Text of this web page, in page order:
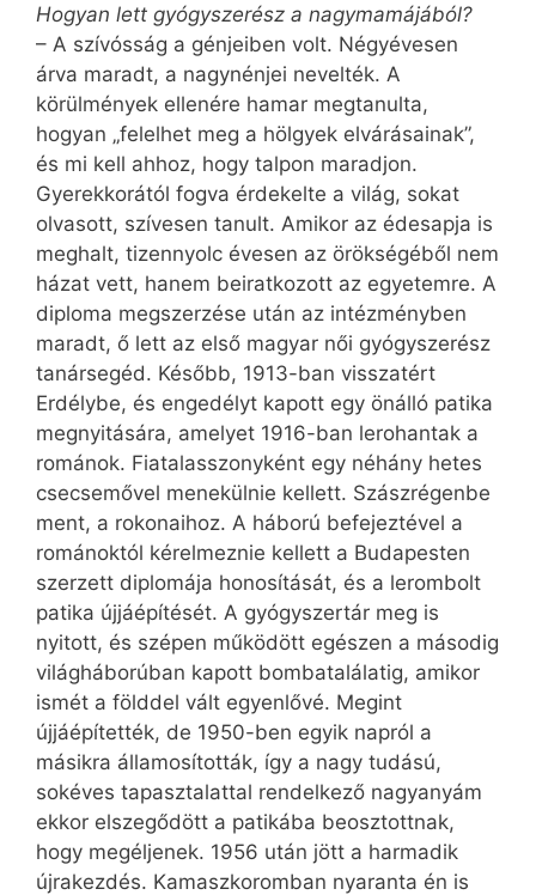
Hogyan lett gyógyszerész a nagymamájából?
– A szívósság a génjeiben volt. Négyévesen
árva maradt, a nagynénjei nevelték. A
körülmények ellenére hamar megtanulta,
hogyan „felelhet meg a hölgyek elvárásainak”,
és mi kell ahhoz, hogy talpon maradjon.
Gyerekkorától fogva érdekelte a világ, sokat
olvasott, szívesen tanult. Amikor az édesapja is
meghalt, tizennyolc évesen az örökségéből nem
házat vett, hanem beiratkozott az egyetemre. A
diploma megszerzése után az intézményben
maradt, ő lett az első magyar női gyógyszerész
tanársegéd. Később, 1913-ban visszatért
Erdélybe, és engedélyt kapott egy önálló patika
megnyitására, amelyet 1916-ban lerohantak a
románok. Fiatalasszonyként egy néhány hetes
csecsemővel menekülnie kellett. Szászrégenbe
ment, a rokonaihoz. A háború befejeztével a
románoktól kérelmeznie kellett a Budapesten
szerzett diplomája honosítását, és a lerombolt
patika újjáépítését. A gyógyszertár meg is
nyitott, és szépen működött egészen a másodig
világháborúban kapott bombatalálatig, amikor
ismét a földdel vált egyenlővé. Megint
újjáépítették, de 1950-ben egyik napról a
másikra államosították, így a nagy tudású,
sokéves tapasztalattal rendelkező nagyanyám
ekkor elszegődött a patikába beosztottnak,
hogy megéljenek. 1956 után jött a harmadik
újrakezdés. Kamaszkoromban nyaranta én is